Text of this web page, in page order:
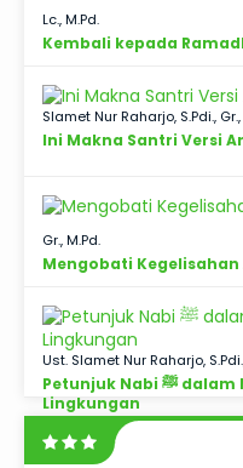
Lc., M.Pd.
Kembali kepada
Slamet Nur Raharjo, S.Pdi., Gr.,
Ini Makna Santri Versi
Gr., M.Pd.
Mengobati Kegelisahan
Ust. Slamet Nur Raharjo,
Petunjuk Nabi ﷺ dalam Menjaga Kelestarian
Lingkungan